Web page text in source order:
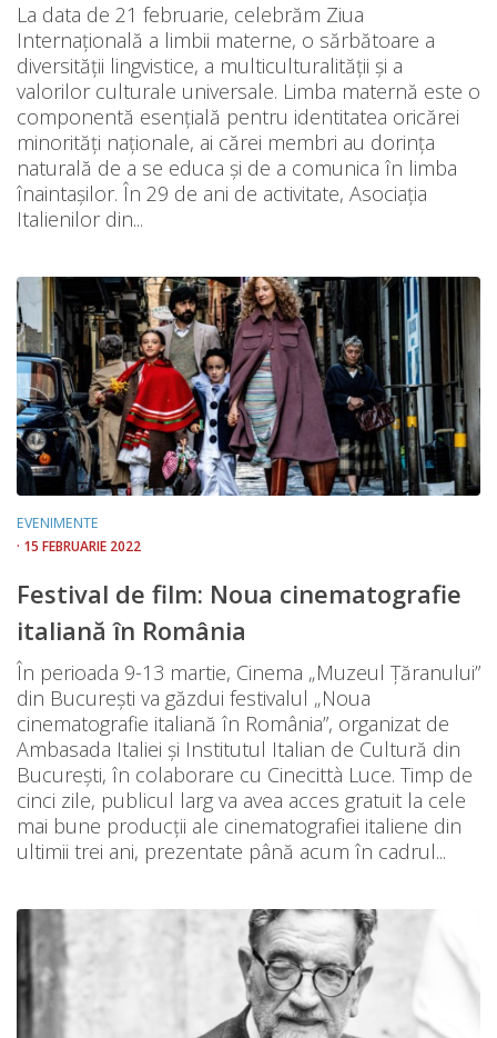
La data de 21 februarie, celebrăm Ziua
Internațională a limbii materne, o sărbătoare a
diversităţii lingvistice, a multiculturalităţii şi a
valorilor culturale universale. Limba maternă este o
componentă esențială pentru identitatea oricărei
minorități naționale, ai cărei membri au dorința
naturală de a se educa și de a comunica în limba
înaintașilor. În 29 de ani de activitate, Asociația
Italienilor din...
EVENIMENTE
· 15 FEBRUARIE 2022
Festival de film: Noua cinematografie
italiană în România
În perioada 9-13 martie, Cinema „Muzeul Țăranului”
din București va găzdui festivalul „Noua
cinematografie italiană în România”, organizat de
Ambasada Italiei și Institutul Italian de Cultură din
București, în colaborare cu Cinecittà Luce. Timp de
cinci zile, publicul larg va avea acces gratuit la cele
mai bune producții ale cinematografiei italiene din
ultimii trei ani, prezentate până acum în cadrul...